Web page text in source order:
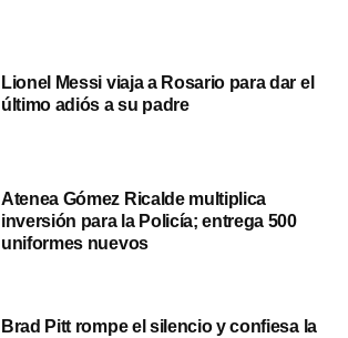
Lionel Messi viaja a Rosario para dar el
último adiós a su padre
Atenea Gómez Ricalde multiplica
inversión para la Policía; entrega 500
uniformes nuevos
Brad Pitt rompe el silencio y confiesa la